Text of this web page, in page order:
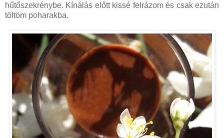
hűtőszekrénybe. Kínálás előtt kissé felrázom és csak ezután
töltöm poharakba.